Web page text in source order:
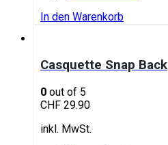
In den Warenkorb
Casquette Snap Back
0 out of 5
CHF 29.90
inkl. MwSt.